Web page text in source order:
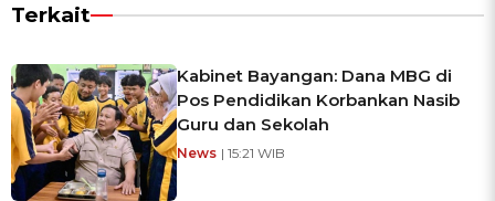
Terkait
Kabinet Bayangan: Dana MBG di
Pos Pendidikan Korbankan Nasib
Guru dan Sekolah
News | 15:21 WIB